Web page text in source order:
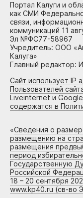
Портал Калуги и
как СМИ
связи,
коммуникаций 11
Эл №ФС77-58967
Учредитель: ООО
Калуга»
Главный редактор:
Сайт использует IP
Пользователей
Liveinternet и
содержатся в
«Сведения о
размещению на
размещения
период
Государственную
Российской
18 – 20 сентября
www.kp40.ru (св-во